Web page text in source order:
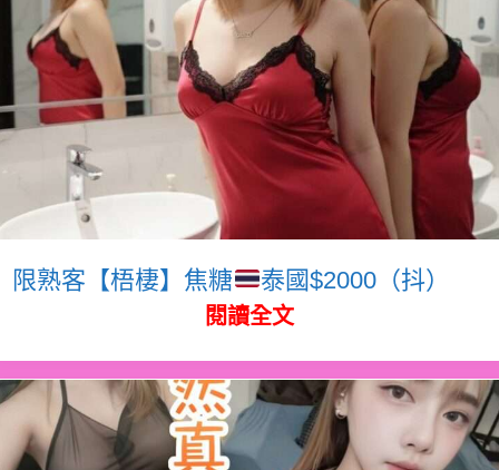
限熟客【梧棲】焦糖 泰國$2000（抖）
閱讀全文